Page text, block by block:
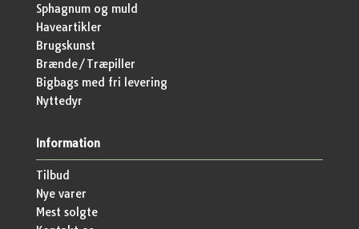
Sphagnum og muld
Haveartikler
Brugskunst
Brænde/Træpiller
Bigbags med fri levering
Nyttedyr
Information
Tilbud
Nye varer
Mest solgte